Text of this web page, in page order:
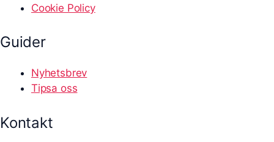
Cookie Policy
Guider
Nyhetsbrev
Tipsa oss
Kontakt